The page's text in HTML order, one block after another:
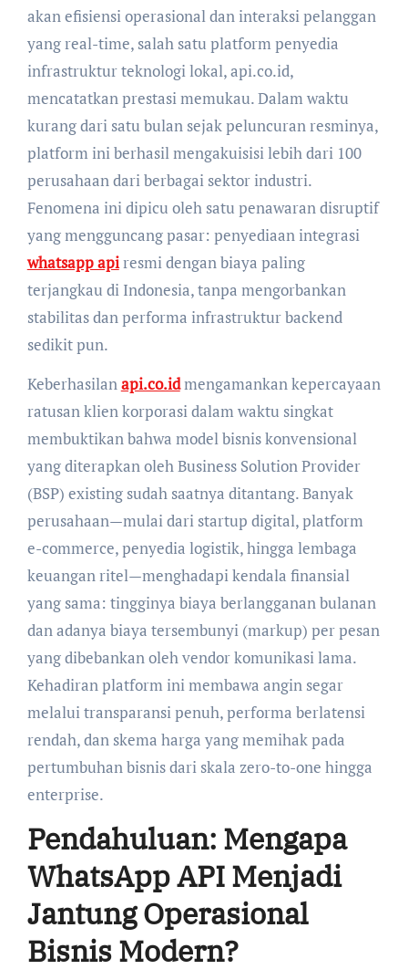
akan efisiensi operasional dan interaksi pelanggan
yang real-time, salah satu platform penyedia
infrastruktur teknologi lokal, api.co.id,
mencatatkan prestasi memukau. Dalam waktu
kurang dari satu bulan sejak peluncuran resminya,
platform ini berhasil mengakuisisi lebih dari 100
perusahaan dari berbagai sektor industri.
Fenomena ini dipicu oleh satu penawaran disruptif
yang mengguncang pasar: penyediaan integrasi
whatsapp apiresmi dengan biaya paling
terjangkau di Indonesia, tanpa mengorbankan
stabilitas dan performa infrastruktur backend
sedikit pun.
Keberhasilan api.co.idmengamankan kepercayaan
ratusan klien korporasi dalam waktu singkat
membuktikan bahwa model bisnis konvensional
yang diterapkan oleh Business Solution Provider
(BSP) existing sudah saatnya ditantang. Banyak
perusahaan—mulai dari startup digital, platform
e-commerce, penyedia logistik, hingga lembaga
keuangan ritel—menghadapi kendala finansial
yang sama: tingginya biaya berlangganan bulanan
dan adanya biaya tersembunyi (markup) per pesan
yang dibebankan oleh vendor komunikasi lama.
Kehadiran platform ini membawa angin segar
melalui transparansi penuh, performa berlatensi
rendah, dan skema harga yang memihak pada
pertumbuhan bisnis dari skala zero-to-one hingga
enterprise.
Pendahuluan: Mengapa
WhatsApp API Menjadi
Jantung Operasional
Bisnis Modern?